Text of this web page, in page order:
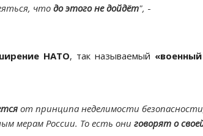
что до этого не дойдёт", -
НАТО, так называемый
от принципа неделимости
мерам России. То есть они говорят о